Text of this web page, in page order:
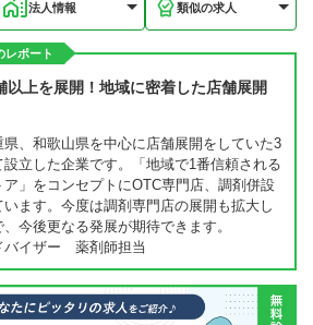
法人情報 類似の求人
レポート
以上を展開！地域に密着した店舗展開
、和歌山県を中心に店舗展開をしていた3
立した企業です。「地域で1番信頼される
ア」をコンセプトにOTC専門店、調剤併設
います。今度は調剤専門店の展開も拡大し
今後更なる発展が期待できます。
バイザー 薬剤師担当